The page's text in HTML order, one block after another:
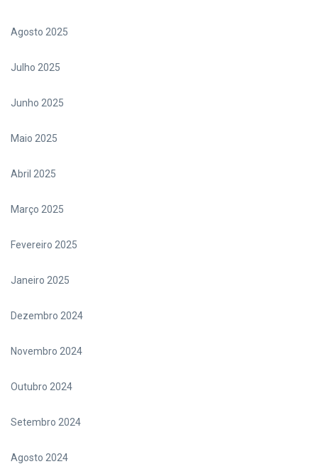
Agosto 2025
Julho 2025
Junho 2025
Maio 2025
Abril 2025
Março 2025
Fevereiro 2025
Janeiro 2025
Dezembro 2024
Novembro 2024
Outubro 2024
Setembro 2024
Agosto 2024